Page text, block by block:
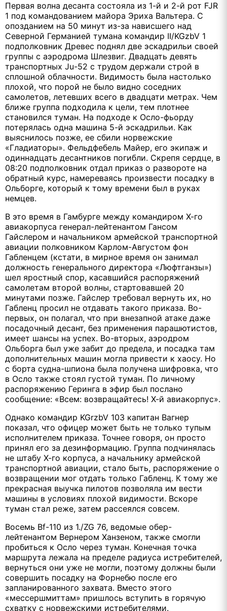
Первая волна десанта состояла из 1-й и 2-й рот FJR
1 под командованием майора Эриха Вальтера. С
опозданием на 50 минут из-за нависшего над
Северной Германией тумана командир II/KGzbV 1
подполковник Древес поднял две эскадрильи своей
группы с аэродрома Шлезвиг. Двадцать девять
транспортных Ju-52 с трудом держали строй в
сплошной облачности. Видимость была настолько
плохой, что порой не было видно соседних
самолетов, летевших всего в двадцати метрах. Чем
ближе группа подходила к цели, тем плотнее
становился туман. На подходе к Осло-фьорду
потерялась одна машина 5-й эскадрильи. Как
выяснилось позже, ее сбили норвежские
«Гладиаторы». Фельдфебель Майер, его экипаж и
одиннадцать десантников погибли. Скрепя сердце, в
08:20 подполковник отдал приказ о развороте на
обратный курс, намереваясь произвести посадку в
Ольборге, который к тому времени был в руках
немцев.
В это время в Гамбурге между командиром Х-го
авиакорпуса генерал-лейтенантом Гансом
Гайслером и начальником армейской транспортной
авиации полковником Карлом-Августом фон
Габленцем (кстати, в мирное время он занимал
должность генерального директора «Люфтганзы»)
шел яростный спор, касавшийся распоряжений
самолетам второй волны, стартовавшей 20
минутами позже. Гайслер требовал вернуть их, но
Габленц просил не отдавать такого приказа. Во-
первых, он полагал, что при внезапной атаке даже
посадочный десант, без применения парашютистов,
имеет шансы на успех. Во-вторых, аэродром
Ольборга был уже забит до предела, и посадка там
дополнительных машин могла привести к хаосу. Но
с борта судна-шпиона была получена шифровка, что
в Осло также стоял густой туман. По личному
распоряжению Геринга в эфир был послано
сообщение: «Всем: возвращайтесь! Х-й авиакорпус».
Однако командир KGrzbV 103 капитан Вагнер
показал, что офицер может быть не только тупым
исполнителем приказа. Точнее говоря, он просто
принял его за дезинформацию. Группа подчинялась
не штабу Х-го корпуса, а начальнику армейской
транспортной авиации, стало быть, распоряжение о
возвращении мог отдать только Габленц. К тому же
прекрасная выучка пилотов позволяла им вести
машины в условиях плохой видимости. Вскоре
туман стал реже, затем рассеялся совсем.
Восемь Bf-110 из 1./ZG 76, ведомые обер-
лейтенантом Вернером Ханзеном, также смогли
пробиться к Осло через туман. Конечная точка
маршрута лежала на пределе радиуса истребителей,
вернуться они уже не могли, поэтому должны были
совершить посадку на Форнебю после его
запланированного захвата. Вместо этого
«мессершмиттам» пришлось вступить в горячую
схватку с норвежскими истребителями.